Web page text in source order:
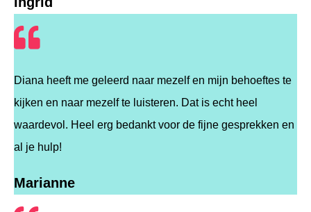
Diana heeft me geleerd naar mezelf en mijn behoeftes te
kijken en naar mezelf te luisteren. Dat is echt heel
waardevol. Heel erg bedankt voor de fijne gesprekken en
al je hulp!
Marianne